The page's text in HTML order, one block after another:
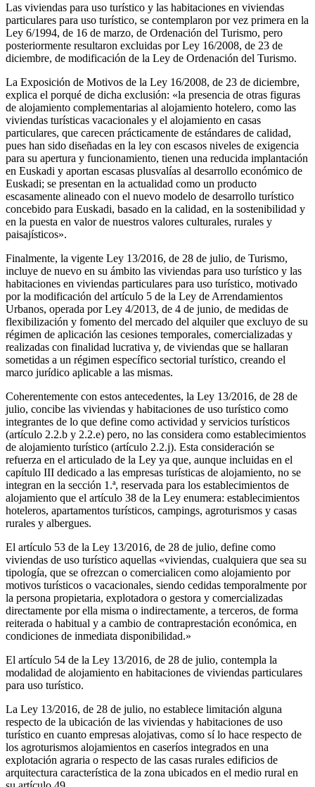
Las viviendas para uso turístico y las habitaciones en viviendas
particulares para uso turístico, se contemplaron por vez primera en la
Ley 6/1994, de 16 de marzo, de Ordenación del Turismo, pero
posteriormente resultaron excluidas por Ley 16/2008, de 23 de
diciembre, de modificación de la Ley de Ordenación del Turismo.
La Exposición de Motivos de la Ley 16/2008, de 23 de diciembre,
explica el porqué de dicha exclusión: «la presencia de otras figuras
de alojamiento complementarias al alojamiento hotelero, como las
viviendas turísticas vacacionales y el alojamiento en casas
particulares, que carecen prácticamente de estándares de calidad,
pues han sido diseñadas en la ley con escasos niveles de exigencia
para su apertura y funcionamiento, tienen una reducida implantación
en Euskadi y aportan escasas plusvalías al desarrollo económico de
Euskadi; se presentan en la actualidad como un producto
escasamente alineado con el nuevo modelo de desarrollo turístico
concebido para Euskadi, basado en la calidad, en la sostenibilidad y
en la puesta en valor de nuestros valores culturales, rurales y
paisajísticos».
Finalmente, la vigente Ley 13/2016, de 28 de julio, de Turismo,
incluye de nuevo en su ámbito las viviendas para uso turístico y las
habitaciones en viviendas particulares para uso turístico, motivado
por la modificación del artículo 5 de la Ley de Arrendamientos
Urbanos, operada por Ley 4/2013, de 4 de junio, de medidas de
flexibilización y fomento del mercado del alquiler que excluyo de su
régimen de aplicación las cesiones temporales, comercializadas y
realizadas con finalidad lucrativa y, de viviendas que se hallaran
sometidas a un régimen específico sectorial turístico, creando el
marco jurídico aplicable a las mismas.
Coherentemente con estos antecedentes, la Ley 13/2016, de 28 de
julio, concibe las viviendas y habitaciones de uso turístico como
integrantes de lo que define como actividad y servicios turísticos
(artículo 2.2.b y 2.2.e) pero, no las considera como establecimientos
de alojamiento turístico (artículo 2.2.j). Esta consideración se
refuerza en el articulado de la Ley ya que, aunque incluidas en el
capítulo III dedicado a las empresas turísticas de alojamiento, no se
integran en la sección 1.ª, reservada para los establecimientos de
alojamiento que el artículo 38 de la Ley enumera: establecimientos
hoteleros, apartamentos turísticos, campings, agroturismos y casas
rurales y albergues.
El artículo 53 de la Ley 13/2016, de 28 de julio, define como
viviendas de uso turístico aquellas «viviendas, cualquiera que sea su
tipología, que se ofrezcan o comercialicen como alojamiento por
motivos turísticos o vacacionales, siendo cedidas temporalmente por
la persona propietaria, explotadora o gestora y comercializadas
directamente por ella misma o indirectamente, a terceros, de forma
reiterada o habitual y a cambio de contraprestación económica, en
condiciones de inmediata disponibilidad.»
El artículo 54 de la Ley 13/2016, de 28 de julio, contempla la
modalidad de alojamiento en habitaciones de viviendas particulares
para uso turístico.
La Ley 13/2016, de 28 de julio, no establece limitación alguna
respecto de la ubicación de las viviendas y habitaciones de uso
turístico en cuanto empresas alojativas, como sí lo hace respecto de
los agroturismos alojamientos en caseríos integrados en una
explotación agraria o respecto de las casas rurales edificios de
arquitectura característica de la zona ubicados en el medio rural en